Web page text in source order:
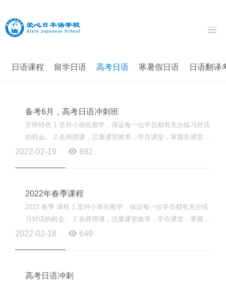
日语课程 留学日语 高考日语 寒暑假日语 日语翻译
备考6月，高考日语冲刺班
开班特色 1.坚持小班化教学，保证每一位学员都有充分练习对话
的机会。 2.名师授课，注重课堂效率，学在课堂，掌握在课堂。
3.采用线上线下同步教学，消除学员缺课和课后复习的担...
2022-02-19 892
2022年春季课程
2022 春季 课程 1.坚持小班化教学，保证每一位学员都有充分练
习对话的机会。 2.名师授课，注重课堂效率，学在课堂，掌握在
课堂。 3.采用线上线下同步教学，消除学员缺课和课后复习...
2022-02-18 649
高考日语冲刺